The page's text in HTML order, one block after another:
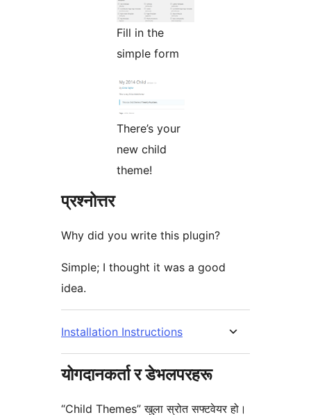
Fill in the
simple form
There’s your
new child
theme!
प्रश्नोत्तर
Why did you write this plugin?
Simple; I thought it was a good
idea.
Installation Instructions
योगदानकर्ता र डेभलपरहरू
“Child Themes” खुला स्रोत सफ्टवेयर हो।